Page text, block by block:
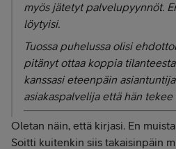
myös jätetyt palvelupyynnöt.
löytyisi.
Tuossa puhelussa olisi
pitänyt ottaa koppia
kanssasi eteenpäin
asiakaspalvelija että hän tekee
Oletan näin, että kirjasi. En
Soitti kuitenkin siis takaisinpäin